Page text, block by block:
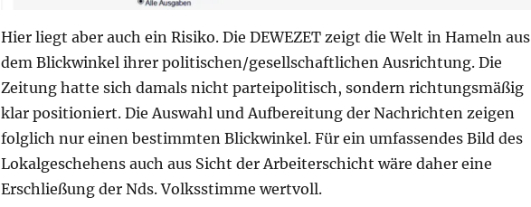
Hier liegt aber auch ein Risiko. Die DEWEZET zeigt die Welt in Hameln aus
dem Blickwinkel ihrer politischen/gesellschaftlichen Ausrichtung. Die
Zeitung hatte sich damals nicht parteipolitisch, sondern richtungsmäßig
klar positioniert. Die Auswahl und Aufbereitung der Nachrichten zeigen
folglich nur einen bestimmten Blickwinkel. Für ein umfassendes Bild des
Lokalgeschehens auch aus Sicht der Arbeiterschicht wäre daher eine
Erschließung der Nds. Volksstimme wertvoll.